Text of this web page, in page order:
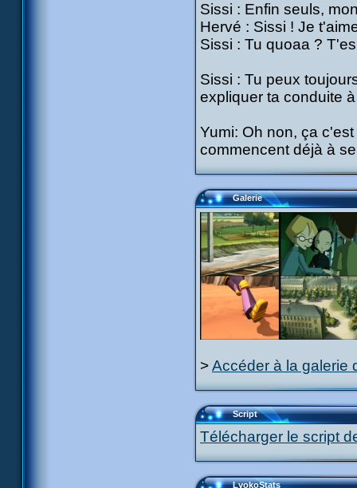
Sissi : Enfin seuls,
Hervé : Sissi ! Je
Sissi : Tu quoaa ?
Sissi : Tu peux
expliquer ta conduite
Yumi: Oh non, ça
commencent déjà à
Galerie
>Accéder à la galerie
Script
Télécharger le script
LyokoStats